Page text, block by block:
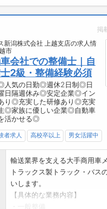
しみにしています♪
＼
・年次有給休暇の取得促進に
・多様な価値観で、全員にス
たる仕組みを整えています◎
・意見箱を設置し、積極的に
入れて働きやすい環境作りに
・サポートスタッフを配置す
図り、整備士が整備に専念で
【社内設備】
■充電ステーション
・今後ますます需要が増える
様に安心して便利にご利用い
日24時間使える体制を整えて
【先輩社員の声】
■テクニカルスタッフ（2017
社員を大切にしていることが
人と環境を重視して楽しく仕
お客様によって興味があるも
異なるので、 何を必要として
ったら販売できるのかを考え
とが楽しいです♪
その中で、自分宛てに注文が
感を味わうことができます！
日々学べることがあるので、
思います。
今後も、どなたからでも頼ら
て努力していきたいです！
レクサス、トヨタ、日産、ホ
バル、スズキ、三菱自動車、
メルセデス・ベンツ、BMW、
クスワーゲン、ポルシェ、
【研修制度・ステップアップ
■資格取得支援制度が充実！
・資格を持っていない場合は
士3級の資格取得を目指して
・実務経験が半年～1年くら
ございますので、通常業務と
勉強をしていただきます。
・自動車整備士3級取得後は、
や電装整備士、第2種電気工事
技術取得を目標にし、更なる
指します◎
・車について理解を深めた上
くために、目標を明確化する
■社外セミナーあり！（会社
・メーカー講習などに参加す
外のスキル取得にも努めてい
掲
新潟株式会社 上越支店の求人情
市
会社での整備士｜自
2級・整備経験必須
人気の日勤◎週休2日制◎日
日隔週休み◎安定企業◎イン
り◎充実した研修あり◎充実
◎家族に優しい企業◎自動車
活かせる◎
者求人 高校卒以上 男女活躍中
輸送業界を支える大手商用車
トラックス製トラック・バス
いします。
【具体的な業務内容】